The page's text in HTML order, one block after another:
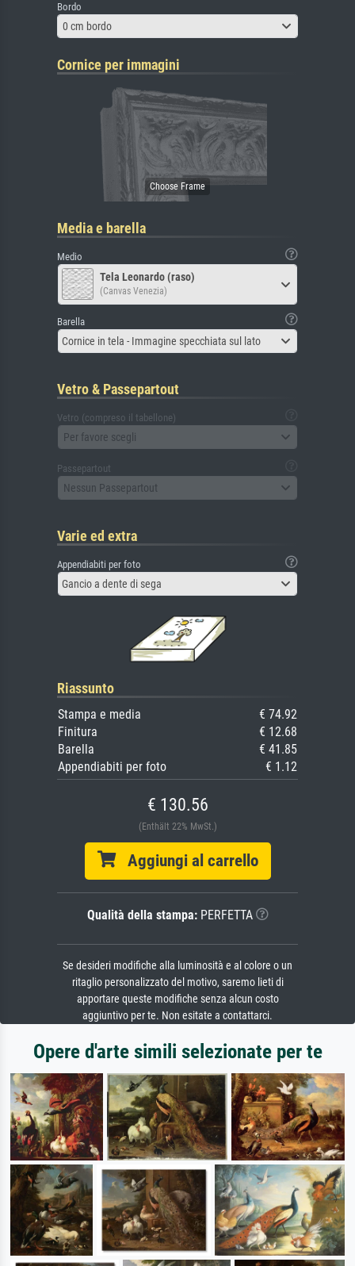
Bordo
0 cm bordo
Cornice per immagini
Media e barella
Medio
Tela Leonardo (raso)
(Canvas Venezia)
Barella
Cornice in tela - Immagine specchiata sul lato
Vetro & Passepartout
Vetro (compreso il tabellone)
Per favore scegli
Passepartout
Nessun Passepartout
Varie ed extra
Appendiabiti per foto
Gancio a dente di sega
Riassunto
Stampa e media
€ 74.92
Finitura
€ 12.68
Barella
€ 41.85
Appendiabiti per foto
€ 1.12
€ 130.56
(Enthält 22% MwSt.)
Aggiungi al carrello
Qualità della stampa:PERFETTA
Se desideri modifiche alla luminosità e al colore o un
ritaglio personalizzato del motivo, saremo lieti di
apportare queste modifiche senza alcun costo
aggiuntivo per te. Non esitate a contattarci.
Opere d'arte simili selezionate per te